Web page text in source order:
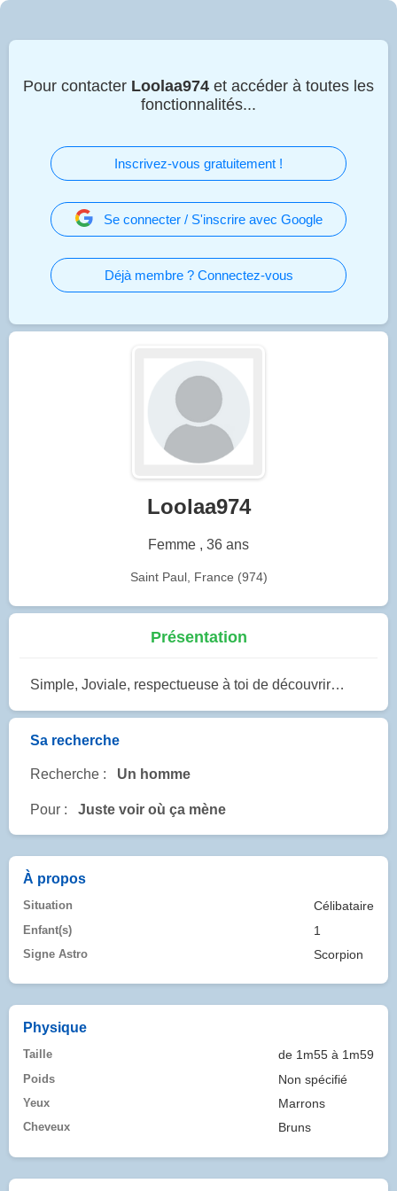
Pour contacter Loolaa974 et accéder à toutes les
fonctionnalités...
Inscrivez-vous gratuitement !
Se connecter / S'inscrire avec Google
Déjà membre ? Connectez-vous
Loolaa974
Femme , 36 ans
Saint Paul, France (974)
Présentation
Simple, Joviale, respectueuse à toi de découvrir…
Sa recherche
Recherche : Un homme
Pour : Juste voir où ça mène
À propos
Situation Célibataire
Enfant(s) 1
Signe Astro Scorpion
Physique
Taille de 1m55 à 1m59
Poids Non spécifié
Yeux Marrons
Cheveux Bruns